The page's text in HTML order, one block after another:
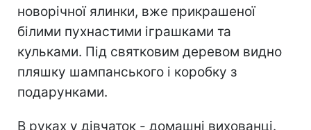
новорічної ялинки, вже прикрашеної
білими пухнастими іграшками та
кульками. Під святковим деревом видно
пляшку шампанського і коробку з
подарунками.
В руках у дівчаток - домашні вихованці.